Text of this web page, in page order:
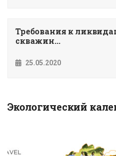
Требования к
скважин...
25.05.2020
Экологический